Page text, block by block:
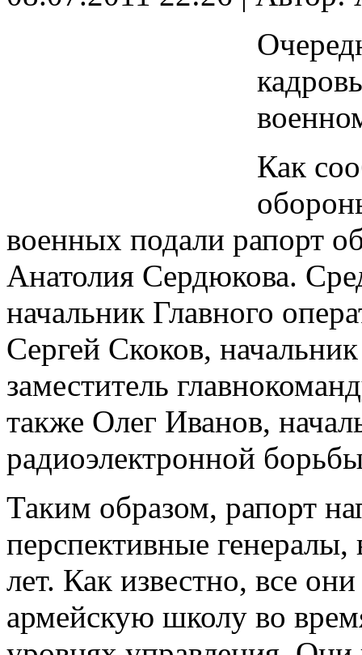
Как
военных подали рапорт
Анатолия Сердюкова.
начальник Главного
Сергей Скоков,
заместитель
также Олег Иванов,
радиоэлектронной
Таким образом, рапорт
перспективные генералы,
лет. Как известно, все
армейскую школу во